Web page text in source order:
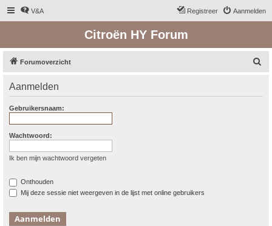
V&A Aanmelden
Registreer
Citroën HY Forum
Forumoverzicht
Aanmelden
Gebruikersnaam:
Wachtwoord:
Ik ben mijn wachtwoord vergeten
Onthouden
Mij deze sessie niet weergeven in de lijst met online gebruikers